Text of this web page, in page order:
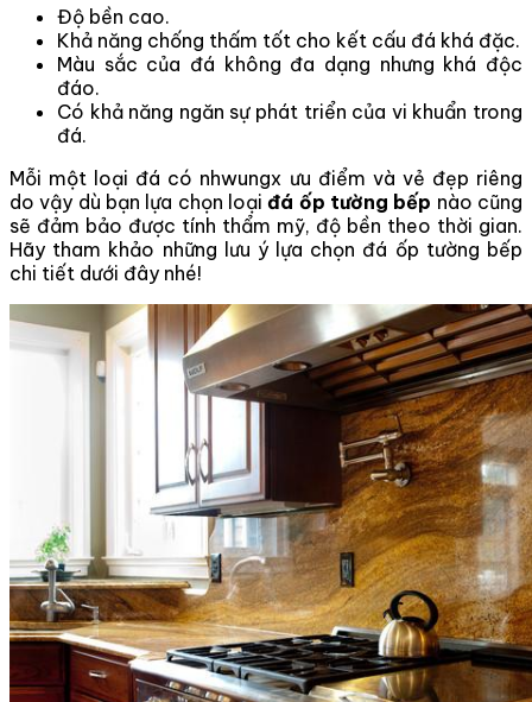
Độ bền cao.
Khả năng chống thấm tốt cho kết cấu đá khá đặc.
Màu sắc của đá không đa dạng nhưng khá độc
đáo.
Có khả năng ngăn sự phát triển của vi khuẩn trong
đá.
Mỗi một loại đá có nhwungx ưu điểm và vẻ đẹp riêng
do vậy dù bạn lựa chọn loạiđá ốp tường bếp nào cũng
sẽ đảm bảo được tính thẩm mỹ, độ bền theo thời gian.
Hãy tham khảo những lưu ý lựa chọn đá ốp tường bếp
chi tiết dưới đây nhé!